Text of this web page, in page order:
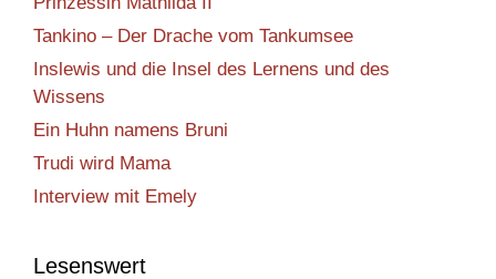
Tankino – Der Drache vom Tankumsee
Inslewis und die Insel des Lernens und des
Wissens
Ein Huhn namens Bruni
Trudi wird Mama
Interview mit Emely
Lesenswert